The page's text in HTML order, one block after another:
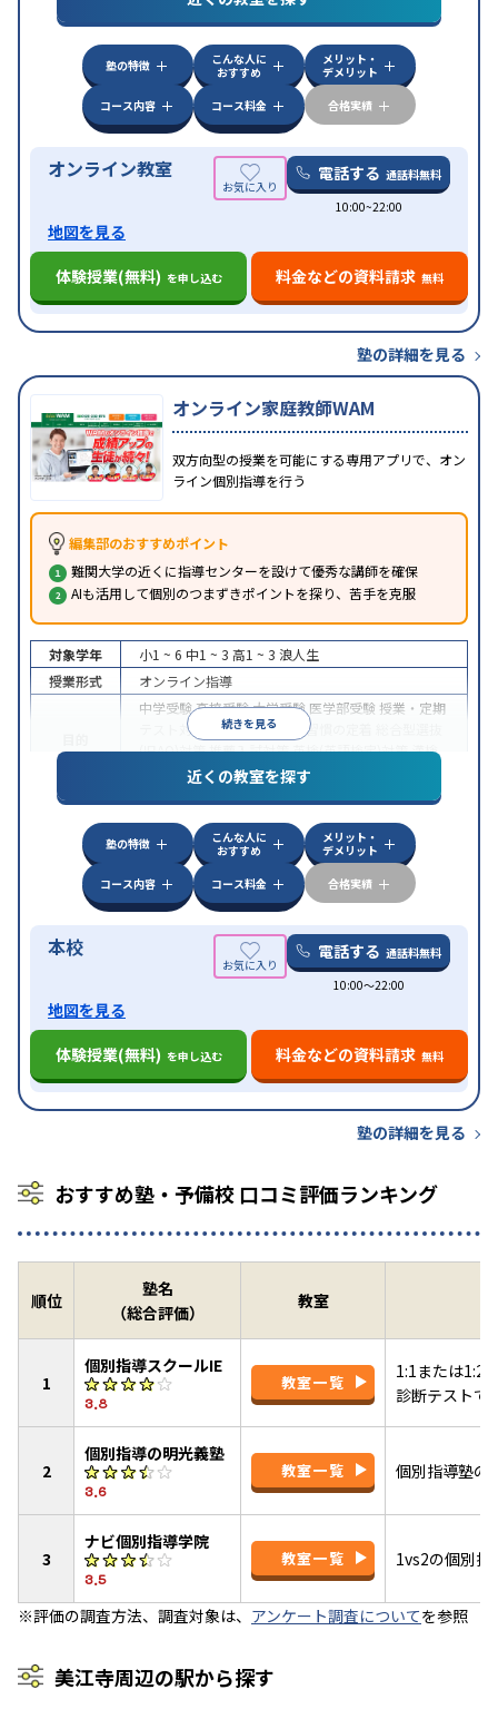
英語・英会話特化
特徴
中高一貫校生に対応授業の振替可能 不登校生に対
オンライン対応 1科目から受講可能季節講習の
みの受講可
自習室あり
塾の特徴
こんな人に
おすすめ
メリット・
デメリット
コース内容
コース料金 合格実績
オンライン教室 電話する 通話料無料
10:00~22:00
地図を見る
体験授業(無料) を申し込む 料金などの資料請求 無料
塾の詳細を見る
オンライン家庭教師WAM
双方向型の授業を可能にする専用アプリで、オン
ライン個別指導を行う
編集部のおすすめポイント
難関大学の近くに指導センターを設けて優秀な講師を確保
AIも活用して個別のつまずきポイントを探り、苦手を克服
続きを見る
対象学年 小1 ~ 6 中1 ~ 3 高1 ~ 3 浪人生
授業形式
オンライン指導
中学受験高校受験大学受験 医学部受験 授業・定期
テスト対策
内申点対策 学習習慣の定着
(旧AO)対策推薦入試対策英検(英語検定)対策漢検
(漢字検定)対策
中高一貫校生に対応成績保証制度あり授業の振替
可能不登校生に対応学習にPC・タブレットを利用
オンライン対応1科目から受講可能
近くの教室を探す
塾の特徴
こんな人に
おすすめ
メリット・
デメリット
コース内容
コース料金 合格実績
本校 電話する 通話料無料
10:00〜22:00
地図を見る
体験授業(無料) を申し込む 料金などの資料請求 無料
塾の詳細を見る
おすすめ塾・予備校 口コミ評価ランキング
順位
塾名
（総合評価）
教室
1
個別指導スクールIE
3.8
教室一覧
1:1または1:2
診断テストで
2
個別指導の明光義塾
3.6
教室一覧 個別指導塾の
3
ナビ個別指導学院
3.5
教室一覧 1vs2の個別指
※評価の調査方法、調査対象は、 アンケート調査についてを参照
美江寺周辺の駅から探す